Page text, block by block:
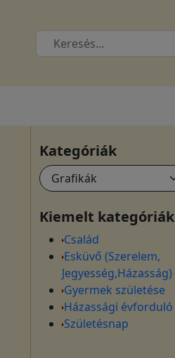
Kategóriák
Kiemelt kategóriák
Család
Esküvő (Szerelem,
Jegyesség,Házasság)
Gyermek születése
Házassági évforduló
Születésnap